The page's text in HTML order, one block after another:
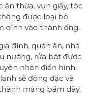
thừa, vụn giấy, tóc
được loại bỏ
dính vào thành ống.
đình, quán ăn, nhà
nướng, rửa bát được
nhân điển hình
sẽ đông đặc và
mảng bám dày,